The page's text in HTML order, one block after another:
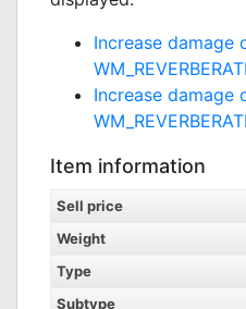
Increase damage
Increase damage
Item information
Sell price
Weight
Type
Subtype